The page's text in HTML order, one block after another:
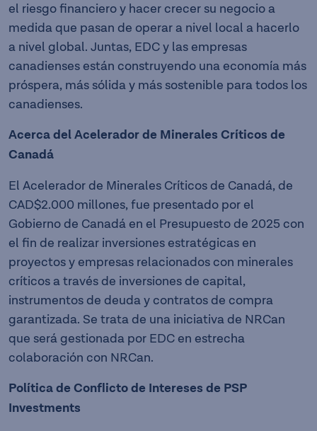
el riesgo financiero y hacer crecer su negocio a
medida que pasan de operar a nivel local a hacerlo
a nivel global. Juntas, EDC y las empresas
canadienses están construyendo una economía más
próspera, más sólida y más sostenible para todos los
canadienses.
Acerca del Acelerador de Minerales Críticos de
Canadá
El Acelerador de Minerales Críticos de Canadá, de
CAD$2.000 millones, fue presentado por el
Gobierno de Canadá en el Presupuesto de 2025 con
el fin de realizar inversiones estratégicas en
proyectos y empresas relacionados con minerales
críticos a través de inversiones de capital,
instrumentos de deuda y contratos de compra
garantizada. Se trata de una iniciativa de NRCan
que será gestionada por EDC en estrecha
colaboración con NRCan.
Política de Conflicto de Intereses de PSP
Investments